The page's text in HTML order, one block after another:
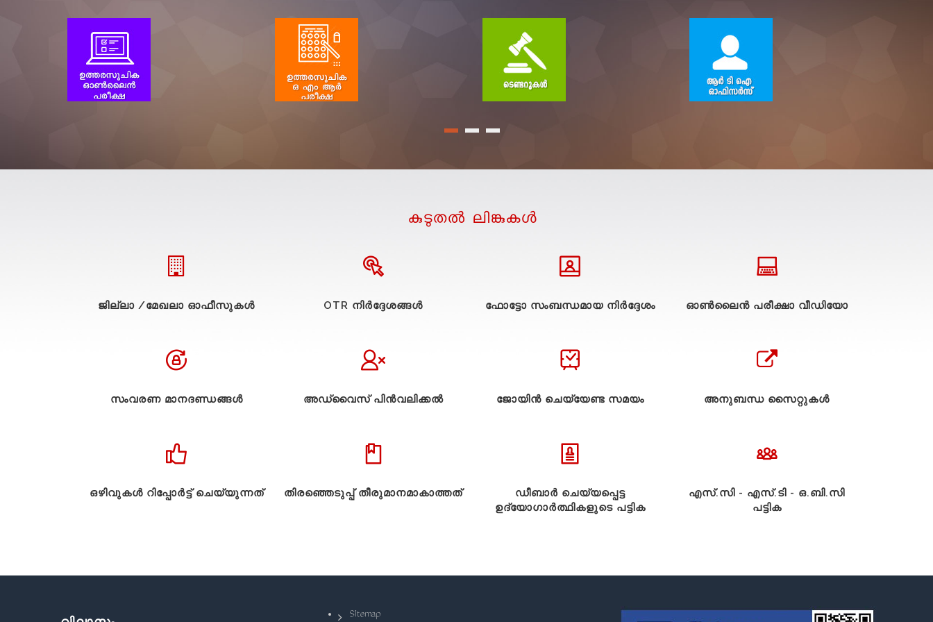
കുടുതല്‍ ലിങ്കുകള്‍
ജില്ലാ /മേഖലാ ഓഫീസുകള്‍ OTR നിർദ്ദേശങ്ങൾ ഫോട്ടോ സംബന്ധമായ നിർദ്ദേശം ഓൺലൈൻ പരീക്ഷാ വീഡിയോ
സംവരണ മാനദണ്ഡങ്ങൾ അഡ്വൈസ് പിൻവലിക്കൽ ജോയിൻ ചെയ്യേണ്ട സമയം അനുബന്ധ സൈറ്റുകള്‍
ഒഴിവുകൾ റിപ്പോർട്ട് ചെയ്യുന്നത് തിരഞ്ഞെടുപ്പ് തീരുമാനമാകാത്തത്
ഡീബാർ ചെയ്യപ്പെട്ട
ഉദ്യോഗാർത്ഥികളുടെ പട്ടിക
എസ്.സി - എസ്.ടി - ഒ.ബി.സി
പട്ടിക
Sitemap